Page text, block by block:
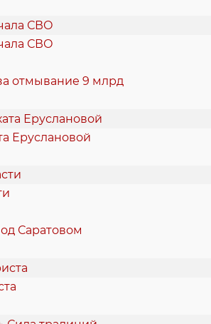
СВО
отмывание 9 млрд
Еруслановой
Саратовом